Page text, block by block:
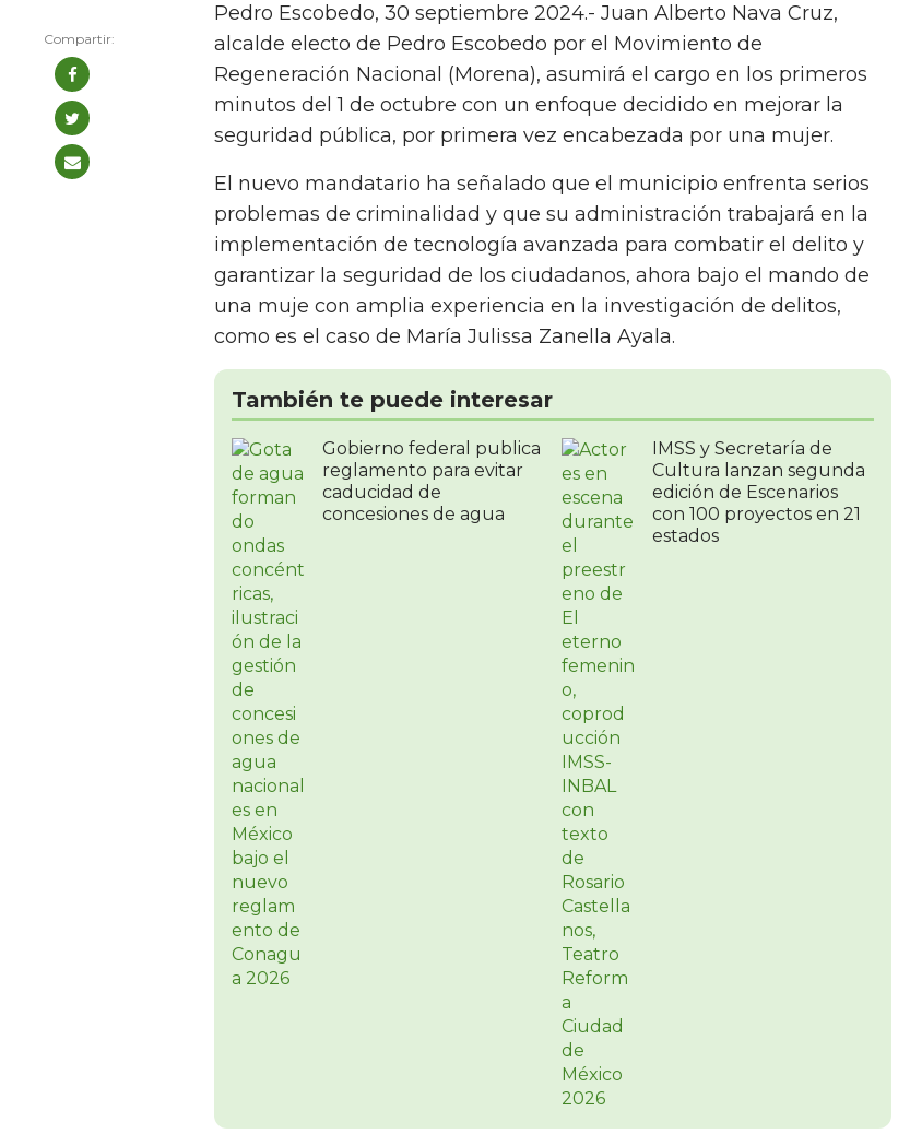
Pedro Escobedo, 30 septiembre 2024.- Juan Alberto Nava Cruz,
alcalde electo de Pedro Escobedo por el Movimiento de
Regeneración Nacional (Morena), asumirá el cargo en los primeros
minutos del 1 de octubre con un enfoque decidido en mejorar la
seguridad pública, por primera vez encabezada por una mujer.
El nuevo mandatario ha señalado que el municipio enfrenta serios
problemas de criminalidad y que su administración trabajará en la
implementación de tecnología avanzada para combatir el delito y
garantizar la seguridad de los ciudadanos, ahora bajo el mando de
una muje con amplia experiencia en la investigación de delitos,
como es el caso de María Julissa Zanella Ayala.
También te puede interesar
Gobierno federal publica
reglamento para evitar
caducidad de
concesiones de agua
IMSS y Secretaría de
Cultura lanzan segunda
edición de Escenarios
con 100 proyectos en 21
estados